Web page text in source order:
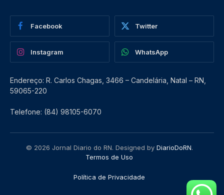
Facebook Twitter
Instagram WhatsApp
Endereço: R. Carlos Chagas, 3466 – Candelária, Natal – RN,
59065-220
Telefone: (84) 98105-6070
© 2026 Jornal Diario do RN. Designed by DiarioDoRN.
Termos de Uso
Política de Privacidade